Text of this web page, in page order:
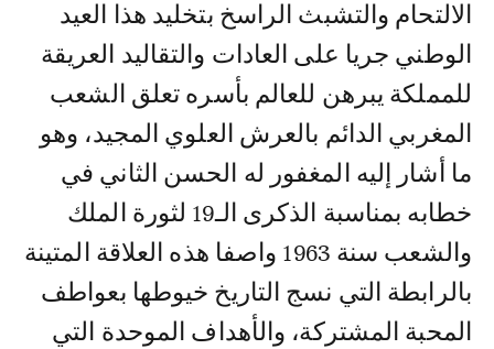
الالتحام والتشبث الراسخ بتخليد هذا العيد
الوطني جريا على العادات والتقاليد العريقة
للمملكة يبرهن للعالم بأسره تعلق الشعب
المغربي الدائم بالعرش العلوي المجيد، وهو
ما أشار إليه المغفور له الحسن الثاني في
خطابه بمناسبة الذكرى الـ19 لثورة الملك
والشعب سنة 1963 واصفا هذه العلاقة المتينة
بالرابطة التي نسج التاريخ خيوطها بعواطف
المحبة المشتركة، والأهداف الموحدة التي